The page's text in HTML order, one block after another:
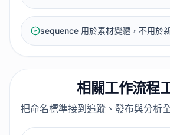
sequence 用於素材變體，不用於
相關工作流程
把命名標準接到追蹤、發布與分析